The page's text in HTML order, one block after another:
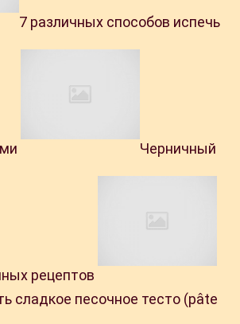
7 различных способов испечь
Черничный
рецептов
сладкое песочное тесто (pâte